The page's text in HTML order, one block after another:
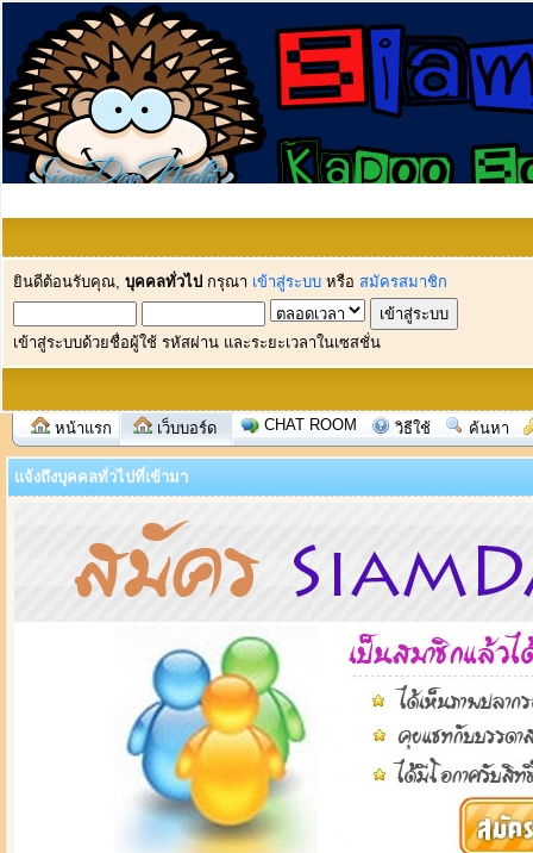
ยินดีต้อนรับคุณ, บุคคลทั่วไป กรุณา เข้าสู่ระบบ หรือ สมัครสมาชิก
เข้าสู่ระบบด้วยชื่อผู้ใช้ รหัสผ่าน และระยะเวลาในเซสชั่น
หน้าแรก เว็บบอร์ด CHAT ROOM วิธีใช้ ค้นหา
แจ้งถึงบุคคลทั่วไปที่เข้ามา